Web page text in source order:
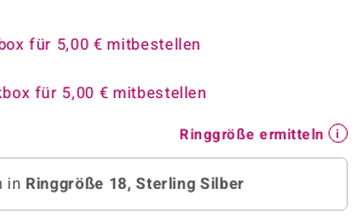
für 5,00 € mitbestellen
für 5,00 € mitbestellen
Ringgröße ermitteln
inRinggröße 18, Sterling Silber